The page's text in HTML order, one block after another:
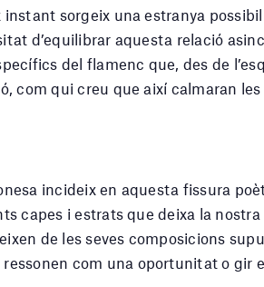
instant sorgeix una estranya
d’equilibrar aquesta relació
del flamenc que, des de
com qui creu que així calmaran
incideix en aquesta fissura
capes i estrats que deixa la
de les seves composicions
com una oportunitat o gir